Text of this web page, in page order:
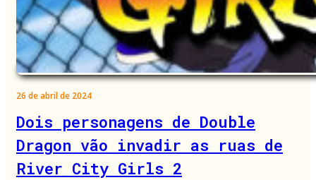
26 de abril de 2024
Dois personagens de Double
Dragon vão invadir as ruas de
River City Girls 2